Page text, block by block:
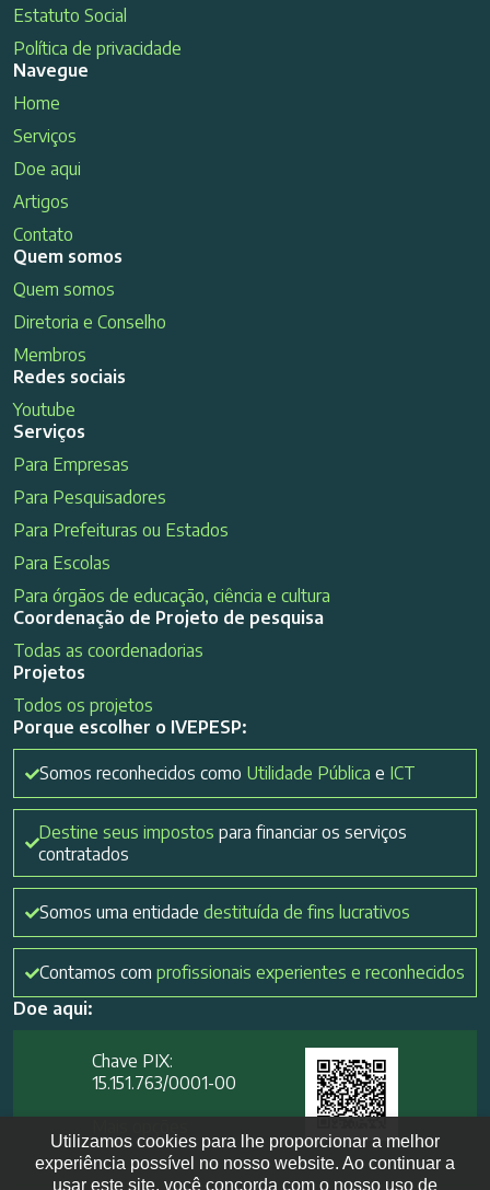
Estatuto Social
Política de privacidade
Navegue
Home
Serviços
Doe aqui
Artigos
Contato
Quem somos
Quem somos
Diretoria e Conselho
Membros
Redes sociais
Youtube
Serviços
Para Empresas
Para Pesquisadores
Para Prefeituras ou Estados
Para Escolas
Para órgãos de educação, ciência e cultura
Coordenação de Projeto de pesquisa
Todas as coordenadorias
Projetos
Todos os projetos
Porque escolher o IVEPESP:
Somos reconhecidos como Utilidade Pública e ICT
Destine seus impostos para financiar os serviços
contratados
Somos uma entidade destituída de fins lucrativos
Contamos com profissionais experientes e reconhecidos
Doe aqui:
Chave PIX:
15.151.763/0001-00​
Utilizamos cookies para lhe proporcionar a melhor
experiência possível no nosso website. Ao continuar a
usar este site, você concorda com o nosso uso de